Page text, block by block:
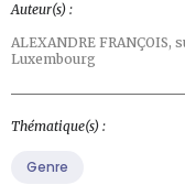
Auteur(s) :
ALEXANDRE FRANÇOIS,
Luxembourg
Thématique(s) :
Genre